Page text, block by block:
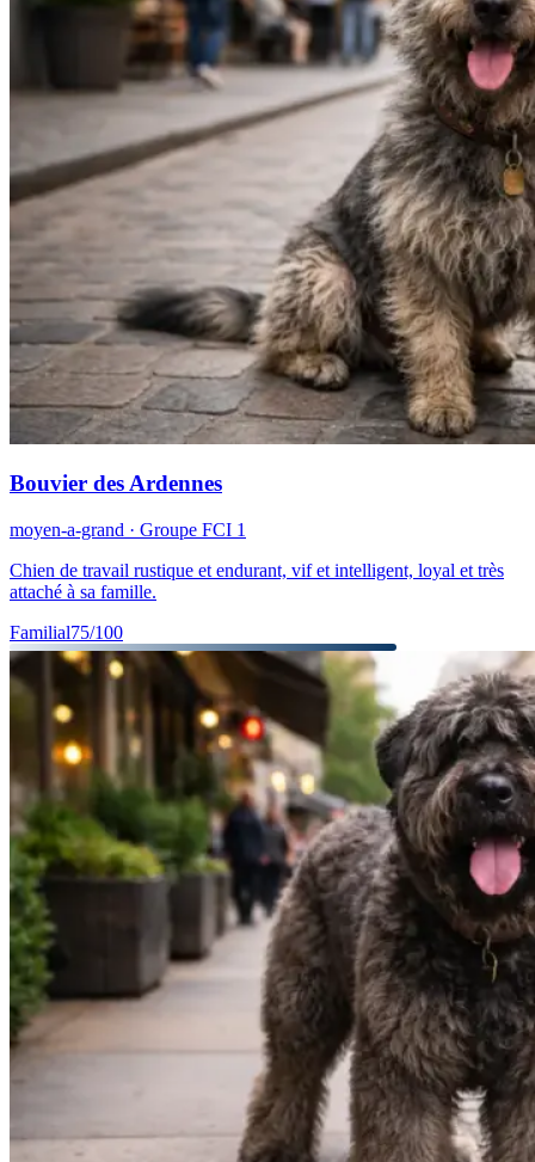
Bouvier des Ardennes
moyen-a-grand · Groupe FCI 1
Chien de travail rustique et endurant, vif et intelligent, loyal et très
attaché à sa famille.
Familial75/100